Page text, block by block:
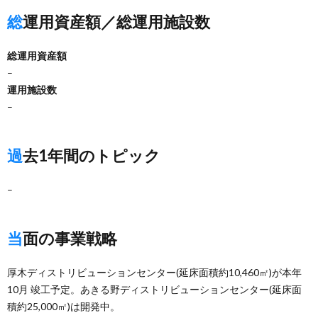
総運用資産額／総運用施設数
総運用資産額
–
運用施設数
–
過去1年間のトピック
–
当面の事業戦略
厚木ディストリビューションセンター(延床面積約10,460㎡)が本年
10月 竣工予定。あきる野ディストリビューションセンター(延床面
積約25,000㎡)は開発中。